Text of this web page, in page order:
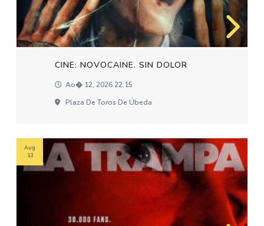
CINE: NOVOCAINE. SIN DOLOR
Ao� 12, 2026 22:15
Plaza De Toros De Úbeda
Aug
13